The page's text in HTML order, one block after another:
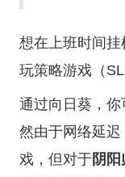
想在上班时间挂
玩策略游戏（
通过向日葵，
然由于网络延
戏，但对于阴